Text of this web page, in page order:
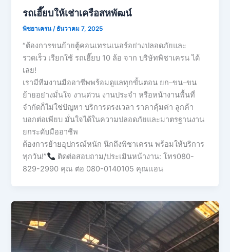
รถเฮี๊ยบให้เช่าเครือสหพัฒน์
พิชยาเครน/ ธันวาคม 7, 2025
“ต้องการขนย้ายตู้คอนเทรนเนอร์อย่างปลอดภัยและ
รวดเร็ว เรียกใช้ รถเฮี๊ยบ 10 ล้อ จาก บริษัทพิชาเครน ได้
เลย!
เรามีทีมงานมืออาชีพพร้อมดูแลทุกขั้นตอน ยก–ขน–ขน
ย้ายอย่างมั่นใจ งานด่วน งานประจำ หรือหน้างานพื้นที่
จำกัดก็ไม่ใช่ปัญหา บริการตรงเวลา ราคาคุ้มค่า ลูกค้า
บอกต่อเพียบ มั่นใจได้ในความปลอดภัยและมาตรฐานงาน
ยกระดับมืออาชีพ
ต้องการย้ายอุปกรณ์หนัก นึกถึงพิชาเครน พร้อมให้บริการ
ทุกวัน!”
ติดต่อสอบถาม/ประเมินหน้างาน: โทร080-
829-2990 คุณ ต่อ 080-0140105 คุณเเอน